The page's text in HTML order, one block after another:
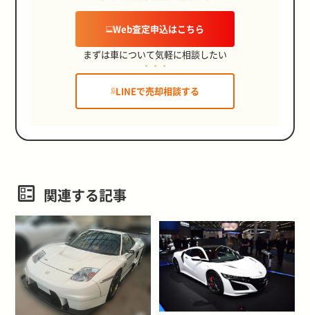
Web査定申込はこちら
まずは車について気軽に相談したい
LINEで売却相談する
関連する記事